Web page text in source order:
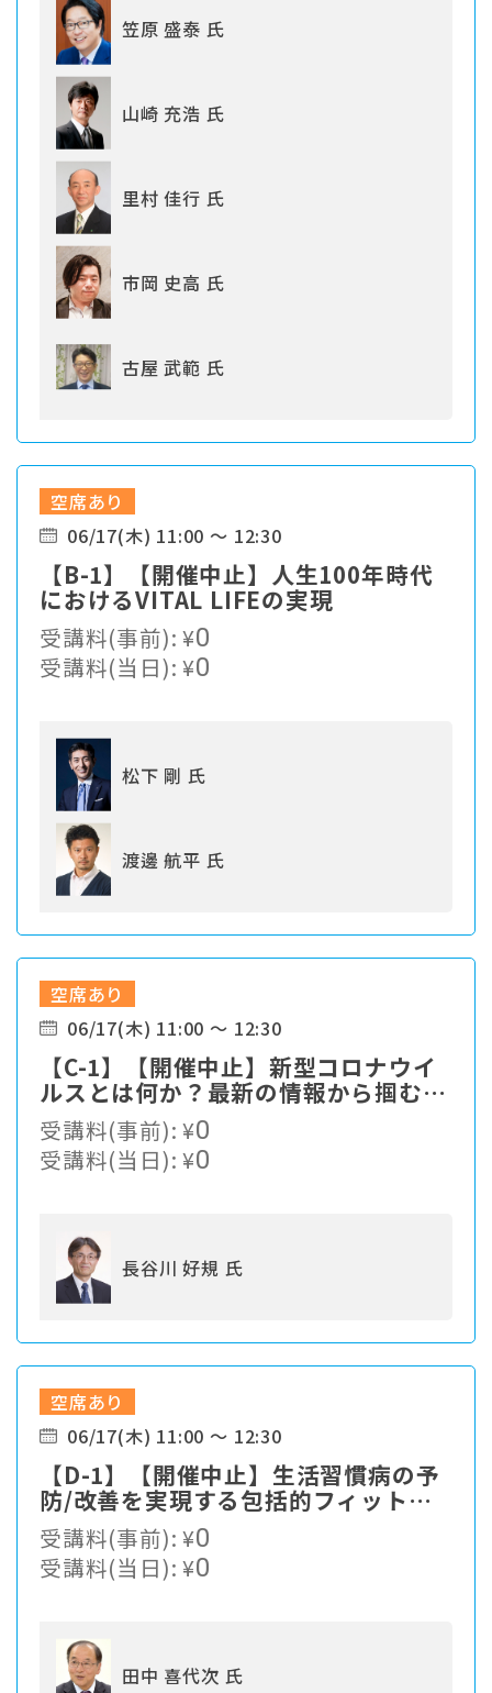
笠原 盛泰 氏
山崎 充浩 氏
里村 佳行 氏
市岡 史高 氏
古屋 武範 氏
空席あり
06/17(木) 11:00 ～ 12:30
【B-1】【開催中止】人生100年時代
におけるVITAL LIFEの実現
受講料(事前):¥0
受講料(当日):¥0
松下 剛 氏
渡邊 航平 氏
空席あり
06/17(木) 11:00 ～ 12:30
【C-1】【開催中止】新型コロナウイ
ルスとは何か？最新の情報から掴む対
策最前線
受講料(事前):¥0
受講料(当日):¥0
長谷川 好規 氏
空席あり
06/17(木) 11:00 ～ 12:30
【D-1】【開催中止】生活習慣病の予
防/改善を実現する包括的フィットネ
スプログラム
受講料(事前):¥0
受講料(当日):¥0
田中 喜代次 氏